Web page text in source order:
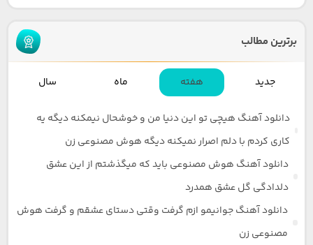
برترین مطالب
جدید هفته ماه سال
دانلود آهنگ هیچی تو این دنیا من و خوشحال نیمکنه دیگه یه
کاری کردم با دلم اصرار نمیکنه دیگه هوش مصنوعی زن
دانلود آهنگ هوش مصنوعی باید که میگذشتم از این عشق
دلدادگی گل عشق همدرد
دانلود آهنگ جوانیمو ازم گرفت وقتی دستای عشقم و گرفت هوش
مصنوعی زن